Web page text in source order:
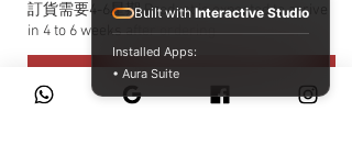
訂貨需要4-6星期 Product is expected to arrive
in 4 to 6 weeks after ordering
預購
Built with Interactive Studio
Installed Apps:
• Aura Suite